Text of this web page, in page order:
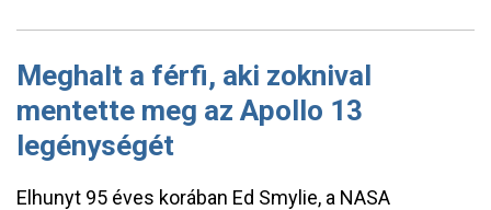
Meghalt a férfi, aki zoknival
mentette meg az Apollo 13
legénységét
Elhunyt 95 éves korában Ed Smylie, a NASA